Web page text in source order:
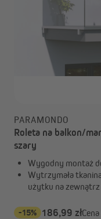
PARAMONDO
Roleta na balkon/
szary
Wygodny montaż
Wytrzymała
użytku na zewnątrz
-15% 186,99 zł